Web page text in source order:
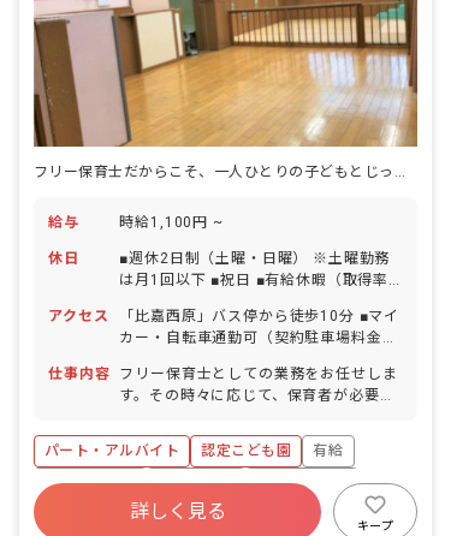
フリー保育士だからこそ、一人ひとりの子どもとじっくり関わる時間が生まれます。
給与 時給1,100円 ~
休日
■週休2日制（土曜・日曜） ※土曜勤務
は月1回以下 ■祝日 ■有給休暇（取得率
後・育児休暇（取得率83％・復帰率
100％） ※お子様の体調不良や行事によ
る遅刻・早退・欠勤の相談も可
アクセス
「比嘉西原」バス停から徒歩10分 ■マイ
カー・自転車通勤可（契約駐車場料金月
仕事内容
フリー保育士としての業務をお任せしま
す。その時々に応じて、保育者が必要な
フリー保育士としての入職になります
が、保育にきちんと関われることが強み
です。基本的には正社員が担任を持ちま
すが、もし希望があれば担任を持つこと
も可能です。子ども達と関わらない雑用
パート・アルバイト 認定こども園
有給
福利厚生充実
残業少なめ
産休育休制度
社会福祉法人
車通勤可
詳しく見る
キープ